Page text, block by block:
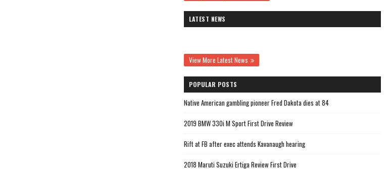
LATEST NEWS
View More Latest News
POPULAR POSTS
Native American gambling pioneer Fred Dakota dies at 84
2019 BMW 330i M Sport First Drive Review
Rift at FB after exec attends Kavanaugh hearing
2018 Maruti Suzuki Ertiga Review First Drive